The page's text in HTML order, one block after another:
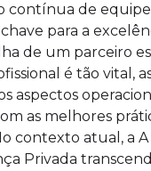
contínua de
para a
de um parceiro
é tão vital,
aspectos
as melhores
contexto atual, a
Privada